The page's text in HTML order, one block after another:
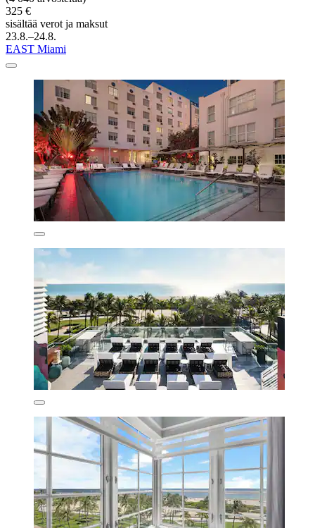
325 €
sisältää verot ja maksut
23.8.–24.8.
EAST Miami